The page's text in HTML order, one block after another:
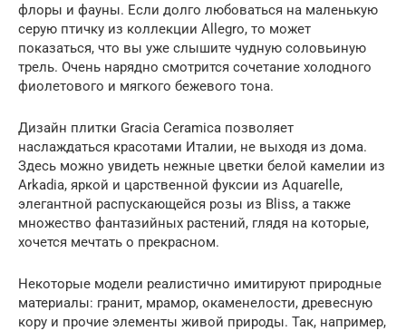
флоры и фауны. Если долго любоваться на маленькую
серую птичку из коллекции Allegro, то может
показаться, что вы уже слышите чудную соловьиную
трель. Очень нарядно смотрится сочетание холодного
фиолетового и мягкого бежевого тона.
Дизайн плитки Gracia Ceramica позволяет
наслаждаться красотами Италии, не выходя из дома.
Здесь можно увидеть нежные цветки белой камелии из
Arkadia, яркой и царственной фуксии из Aquarelle,
элегантной распускающейся розы из Bliss, а также
множество фантазийных растений, глядя на которые,
хочется мечтать о прекрасном.
Некоторые модели реалистично имитируют природные
материалы: гранит, мрамор, окаменелости, древесную
кору и прочие элементы живой природы. Так, например,